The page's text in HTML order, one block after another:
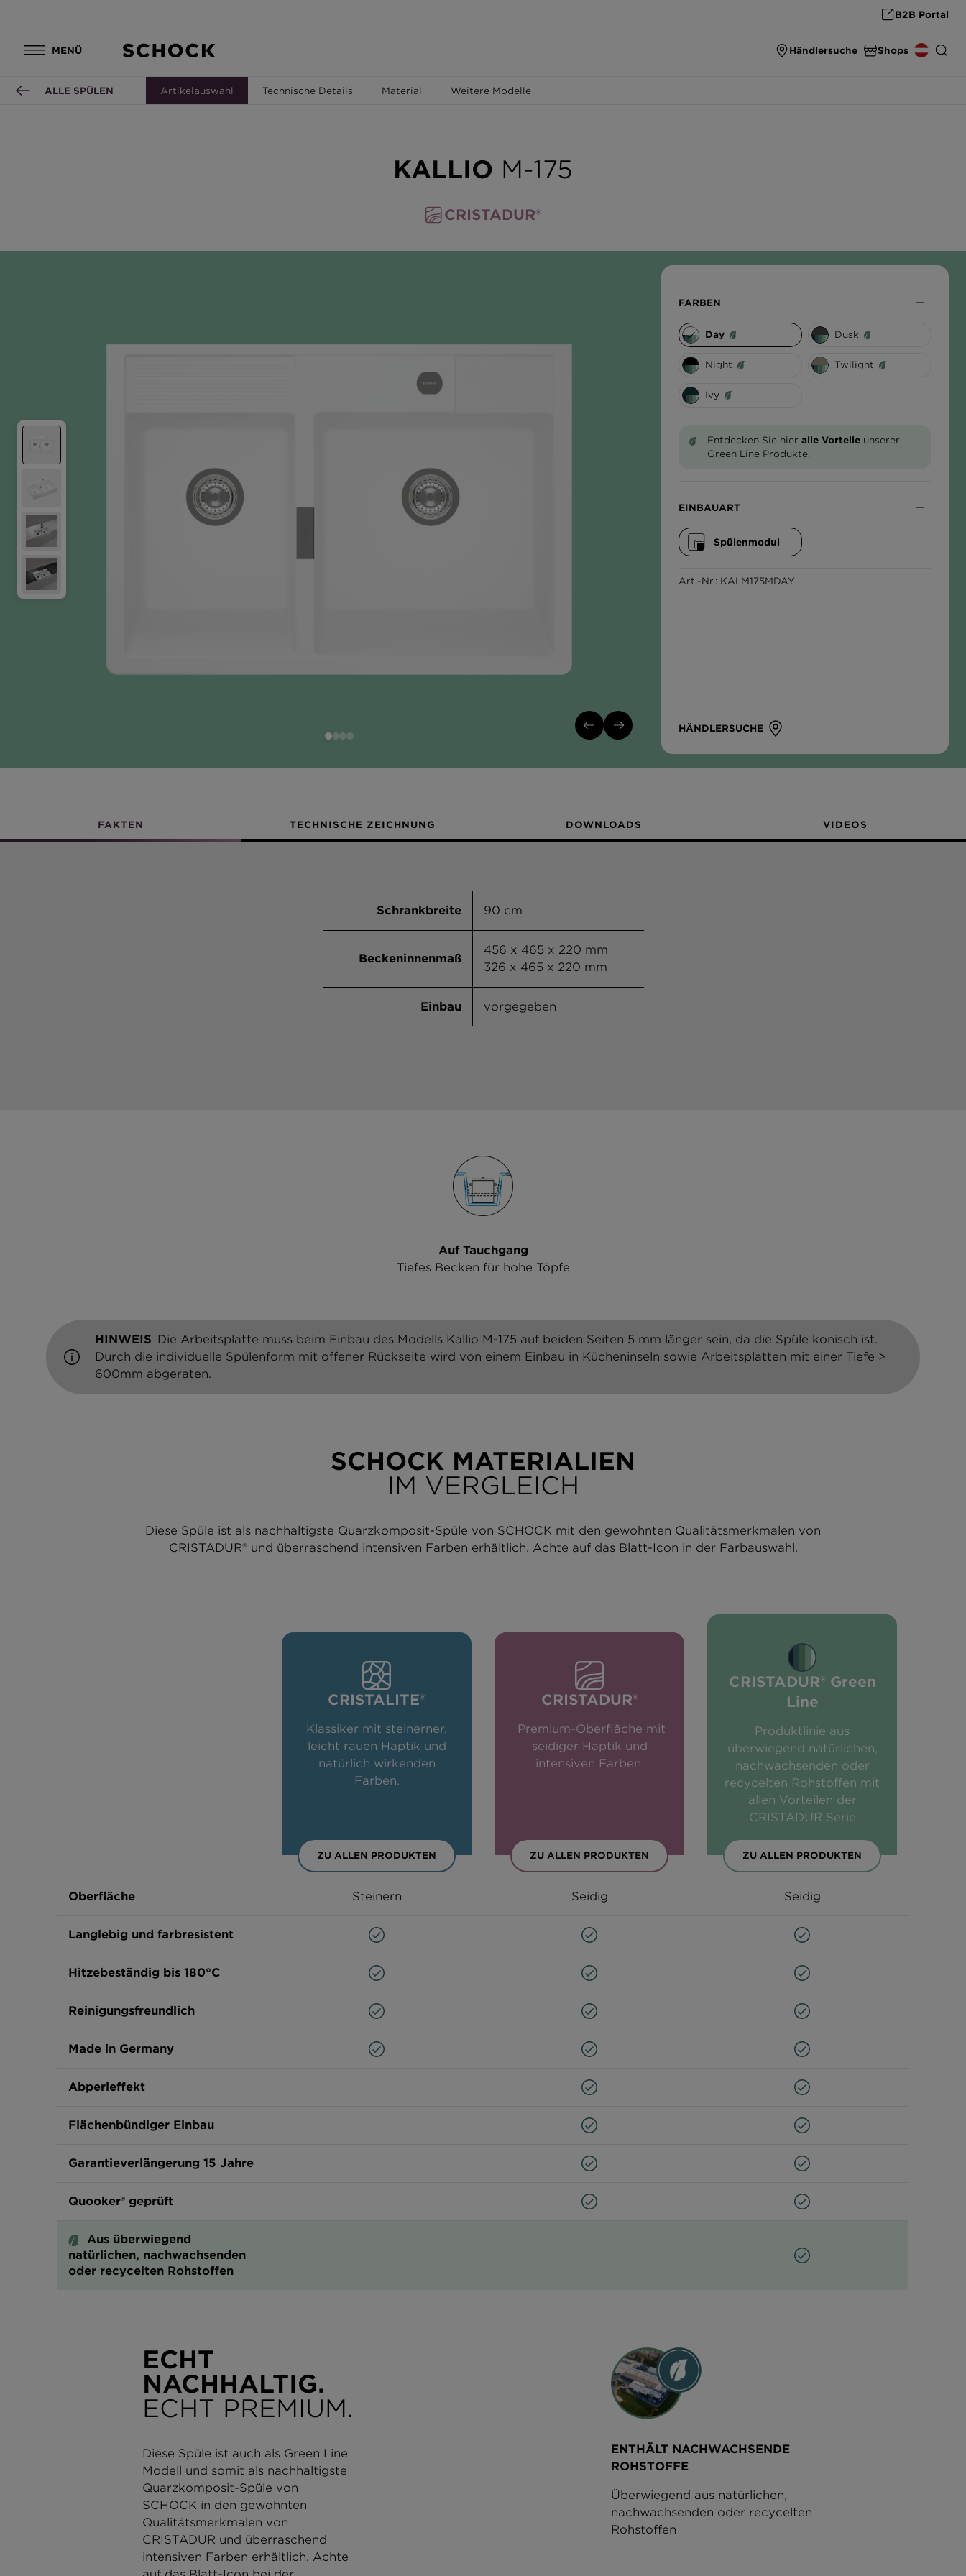
B2B Portal
MENÜ Händlersuche Shops
ΕΛΛΆΔΑ
ALLE SPÜLEN Artikelauswahl Technische Details Material Weitere Modelle
KALLIO M-175
CRISTADUR®
FARBEN
Day Dusk
Night Twilight
Ivy
Entdecken Sie hier alle Vorteile unserer
Green Line Produkte.
EINBAUART
Spülenmodul
Art.-Nr.: KALM175MDAY
HÄNDLERSUCHE
FAKTEN TECHNISCHE ZEICHNUNG DOWNLOADS VIDEOS
Schrankbreite 90 cm
Beckeninnenmaß
456 x 465 x 220 mm
326 x 465 x 220 mm
Einbau vorgegeben
Auf Tauchgang
Tiefes Becken für hohe Töpfe
HINWEIS Die Arbeitsplatte muss beim Einbau des Modells Kallio M-175 auf beiden Seiten 5 mm länger sein, da die Spüle konisch ist.
Durch die individuelle Spülenform mit offener Rückseite wird von einem Einbau in Kücheninseln sowie Arbeitsplatten mit einer Tiefe >
600mm abgeraten.
SCHOCK MATERIALIEN
IM VERGLEICH
Diese Spüle ist als nachhaltigste Quarzkomposit-Spüle von SCHOCK mit den gewohnten Qualitätsmerkmalen von
CRISTADUR® und überraschend intensiven Farben erhältlich. Achte auf das Blatt-Icon in der Farbauswahl.
CRISTALITE®
Klassiker mit steinerner,
leicht rauen Haptik und
natürlich wirkenden
Farben.
ZU ALLEN PRODUKTEN
CRISTADUR®
Premium-Oberfläche mit
seidiger Haptik und
intensiven Farben.
ZU ALLEN PRODUKTEN
CRISTADUR® Green
Line
Produktlinie aus
überwiegend natürlichen,
nachwachsenden oder
recycelten Rohstoffen mit
allen Vorteilen der
CRISTADUR Serie
ZU ALLEN PRODUKTEN
Oberfläche Steinern Seidig Seidig
Langlebig und farbresistent
Hitzebeständig bis 180°C
Reinigungsfreundlich
Made in Germany
Abperleffekt
Flächenbündiger Einbau
Garantieverlängerung 15 Jahre
Quooker® geprüft
Aus überwiegend
natürlichen, nachwachsenden
oder recycelten Rohstoffen
ECHT
NACHHALTIG.
ECHT PREMIUM.
Diese Spüle ist auch als Green Line
Modell und somit als nachhaltigste
Quarzkomposit-Spüle von
SCHOCK in den gewohnten
Qualitätsmerkmalen von
CRISTADUR und überraschend
intensiven Farben erhältlich. Achte
ENTHÄLT NACHWACHSENDE
ROHSTOFFE
Überwiegend aus natürlichen,
nachwachsenden oder recycelten
Rohstoffen